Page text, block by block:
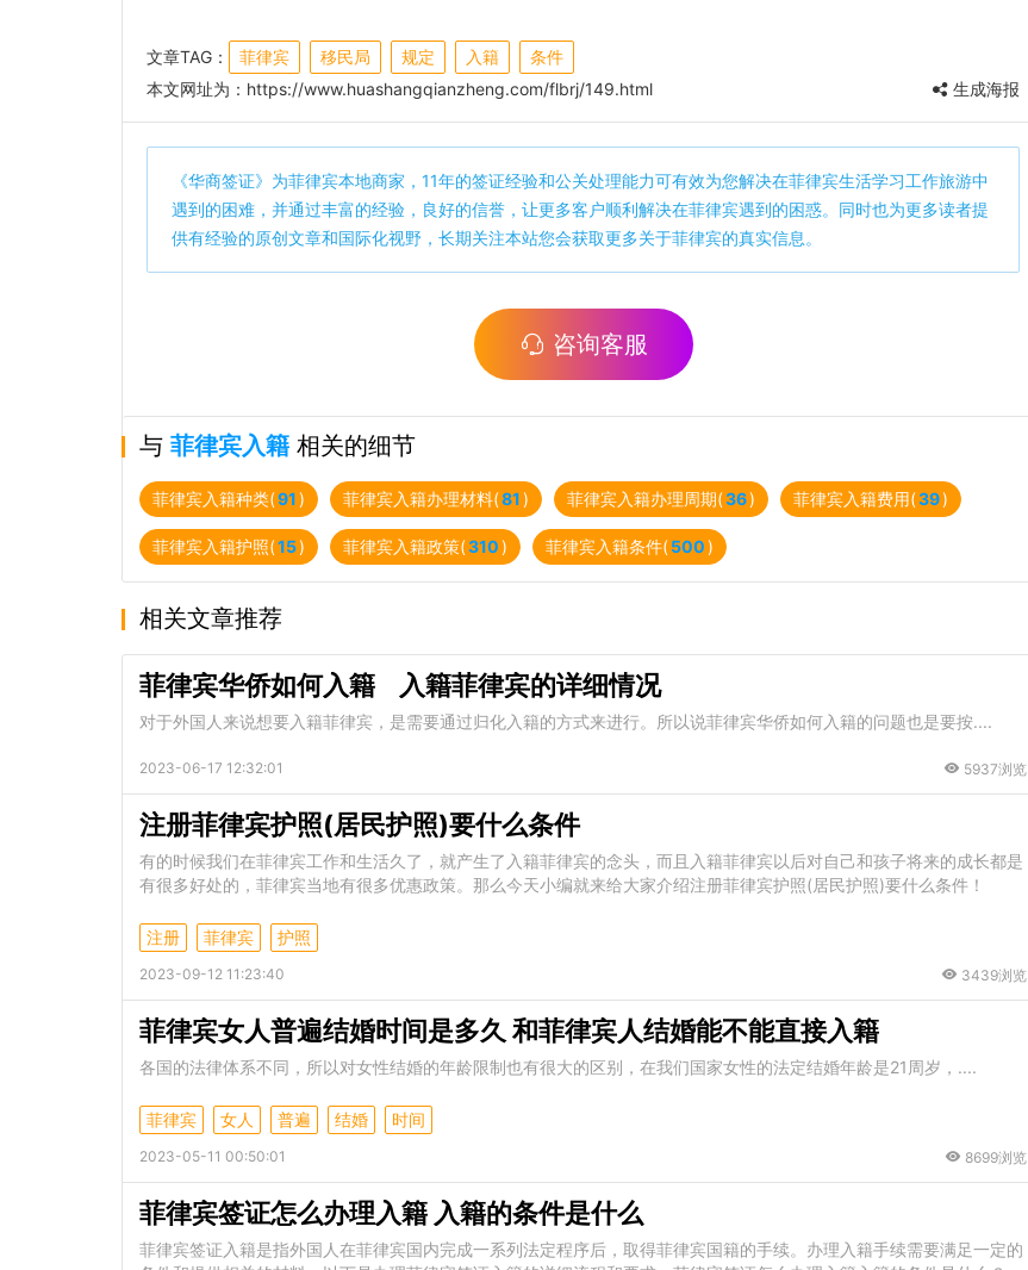
文章TAG： 菲律宾 移民局 规定 入籍
条件
本文网址为： https://www.huashangqianzheng.com/flbrj/149.html 生成海报
《华商签证》为菲律宾本地商家，11年的签证经验和公关处理能力可有效为您解决在菲律宾生活学习工作旅游中
遇到的困难，并通过丰富的经验，良好的信誉，让更多客户顺利解决在菲律宾遇到的困惑。同时也为更多读者提
供有经验的原创文章和国际化视野，长期关注本站您会获取更多关于菲律宾的真实信息。
咨询客服
与 菲律宾入籍 相关的细节
菲律宾入籍种类(91) 菲律宾入籍办理材料(81) 菲律宾入籍办理周期(36) 菲律宾入籍费用(39)
菲律宾入籍护照(15) 菲律宾入籍政策(310) 菲律宾入籍条件(500)
相关文章推荐
菲律宾华侨如何入籍 入籍菲律宾的详细情况
对于外国人来说想要入籍菲律宾，是需要通过归化入籍的方式来进行。所以说菲律宾华侨如何入籍的问题也是要按....
2023-06-17 12:32:01 5937浏览
注册菲律宾护照(居民护照)要什么条件
有的时候我们在菲律宾工作和生活久了，就产生了入籍菲律宾的念头，而且入籍菲律宾以后对自己和孩子将来的成长都是
有很多好处的，菲律宾当地有很多优惠政策。那么今天小编就来给大家介绍注册菲律宾护照(居民护照)要什么条件！
注册 菲律宾 护照
2023-09-12 11:23:40 3439浏览
菲律宾女人普遍结婚时间是多久 和菲律宾人结婚能不能直接入籍
各国的法律体系不同，所以对女性结婚的年龄限制也有很大的区别，在我们国家女性的法定结婚年龄是21周岁，....
菲律宾 女人 普遍 结婚 时间
2023-05-11 00:50:01 8699浏览
菲律宾签证怎么办理入籍 入籍的条件是什么
菲律宾签证入籍是指外国人在菲律宾国内完成一系列法定程序后，取得菲律宾国籍的手续。办理入籍手续需要满足一定的